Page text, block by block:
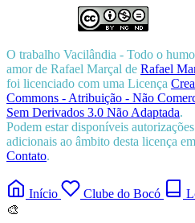
O trabalho Vacilândia - Todo o
amor de Rafael Marçal de Rafael
foi licenciado com uma Licença
Commons - Atribuição - Não
Sem Derivados 3.0 Não Adaptada.
Podem estar disponíveis autorizações
adicionais ao âmbito desta licença em
Contato.
Início Clube do Bocó
🎨